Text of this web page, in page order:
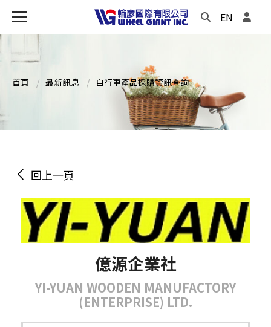
EN
首頁 最新訊息 自行車產品採購資訊查詢
回上一頁
億源企業社
YI-YUAN WOODEN MANUFACTORY
(ENTERPRISE) LTD.